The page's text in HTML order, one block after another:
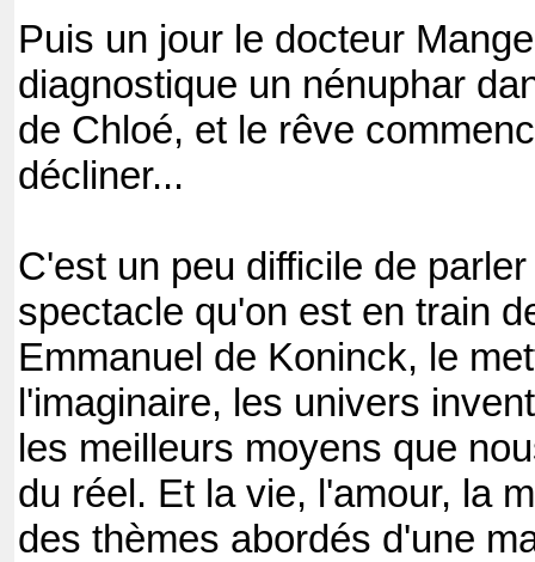
Puis un jour le docteur
diagnostique un nénuphar
de Chloé, et le rêve
décliner...
C'est un peu difficile de
spectacle qu'on est en train
Emmanuel de Koninck, le
l'imaginaire, les univers
les meilleurs moyens que
du réel. Et la vie, l'amour, la
des thèmes abordés d'une